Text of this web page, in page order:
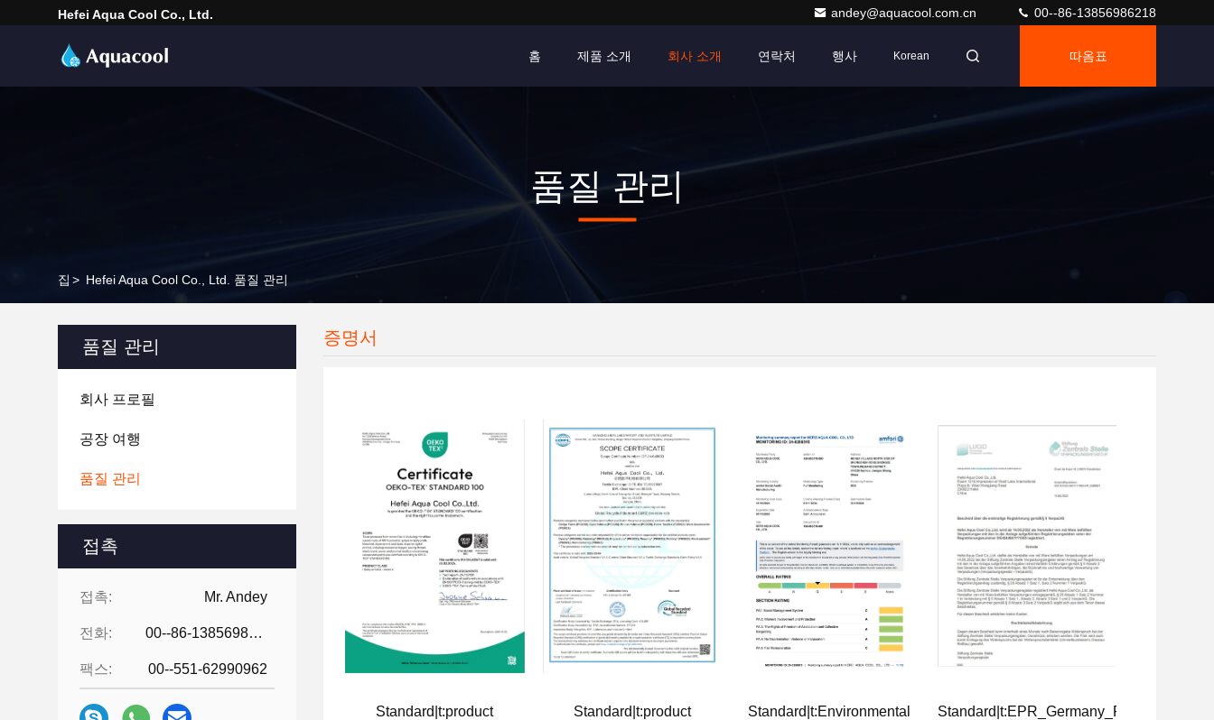
Hefei Aqua Cool Co., Ltd. andey@aquacool.com.cn 00--86-13856986218
홈 제품 소개 회사 소개 연락처 행사 Korean 따옴표
품질 관리
집 > Hefei Aqua Cool Co., Ltd. 품질 관리
품질 관리
회사 프로필
공장 여행
품질 관리
접촉
접촉: Mr. Andey
전화: 00--86-13856986218
팩스: 00--551-62990962
증명서
Standard|t:product
Standard|t:product
Standard|t:Environmental
Standard|t:EPR_Germany_Packing